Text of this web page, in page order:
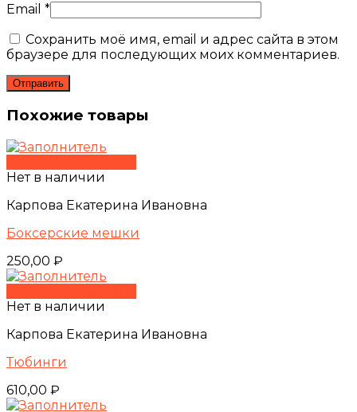
Email *
Сохранить моё имя, email и адрес сайта в этом
браузере для последующих моих комментариев.
Похожие товары
Нет в наличии
Карпова Екатерина Ивановна
Боксерские мешки
250,00 ₽
Нет в наличии
Карпова Екатерина Ивановна
Тюбинги
610,00 ₽